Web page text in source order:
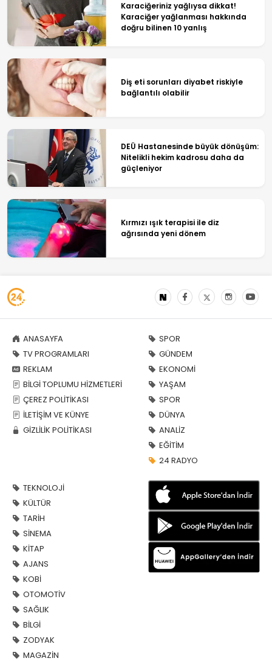
Karaciğeriniz yağlıysa dikkat!
Karaciğer yağlanması hakkında
doğru bilinen 10 yanlış
Diş eti sorunları diyabet riskiyle
bağlantılı olabilir
DEÜ Hastanesinde büyük dönüşüm:
Nitelikli hekim kadrosu daha da
güçleniyor
Kırmızı ışık terapisi ile diz
ağrısında yeni dönem
ANASAYFA
TV PROGRAMLARI
REKLAM
BİLGİ TOPLUMU HİZMETLERİ
ÇEREZ POLİTİKASI
İLETİŞİM VE KÜNYE
GİZLİLİK POLİTİKASI
SPOR
GÜNDEM
EKONOMİ
YAŞAM
SPOR
DÜNYA
ANALİZ
EĞİTİM
24 RADYO
TEKNOLOJİ
KÜLTÜR
TARİH
SİNEMA
KİTAP
AJANS
KOBİ
OTOMOTİV
SAĞLIK
BİLGİ
ZODYAK
MAGAZİN